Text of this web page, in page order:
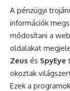
A pénzügyi
információk
módosítani a
oldalakat
Zeus és SpyEye
okoztak
Ezek a